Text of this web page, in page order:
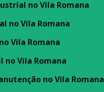
no Vila Romana
no Vila Romana
Vila Romana
no Vila Romana
no Vila Romana